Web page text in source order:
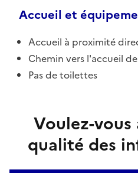
Accueil et
Accueil à proximité
Chemin vers l'accueil
Pas de toilettes
Voulez-
qualité des